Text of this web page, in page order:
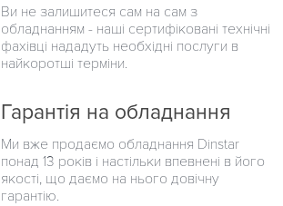
Ви не залишитеся сам на сам з
обладнанням - наші сертифіковані технічні
фахівці нададуть необхідні послуги в
найкоротші терміни.
Гарантія на обладнання
Ми вже продаємо обладнання Dinstar
понад 13 років і настільки впевнені в його
якості, що даємо на нього довічну
гарантію.